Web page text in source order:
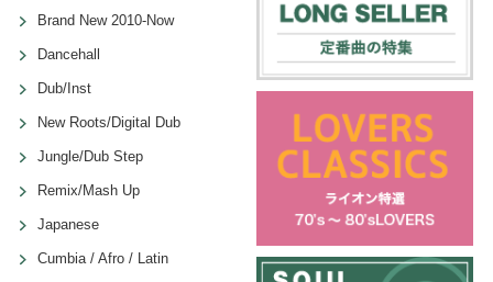
Brand New 2010-Now
Dancehall
Dub/Inst
New Roots/Digital Dub
Jungle/Dub Step
Remix/Mash Up
Japanese
Cumbia / Afro / Latin